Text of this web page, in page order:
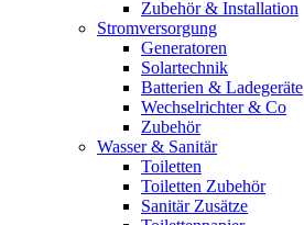
Zubehör & Installation
Stromversorgung
Generatoren
Solartechnik
Batterien & Ladegeräte
Wechselrichter & Co
Zubehör
Wasser & Sanitär
Toiletten
Toiletten Zubehör
Sanitär Zusätze